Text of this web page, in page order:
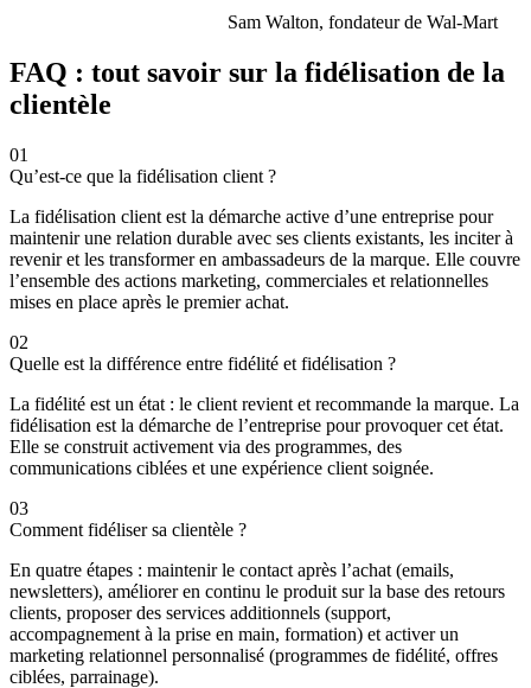
Sam Walton, fondateur de Wal-Mart
FAQ : tout savoir sur la fidélisation de la
clientèle
01
Qu’est-ce que la fidélisation client ?
La fidélisation client est la démarche active d’une entreprise pour
maintenir une relation durable avec ses clients existants, les inciter à
revenir et les transformer en ambassadeurs de la marque. Elle couvre
l’ensemble des actions marketing, commerciales et relationnelles
mises en place après le premier achat.
02
Quelle est la différence entre fidélité et fidélisation ?
La fidélité est un état : le client revient et recommande la marque. La
fidélisation est la démarche de l’entreprise pour provoquer cet état.
Elle se construit activement via des programmes, des
communications ciblées et une expérience client soignée.
03
Comment fidéliser sa clientèle ?
En quatre étapes : maintenir le contact après l’achat (emails,
newsletters), améliorer en continu le produit sur la base des retours
clients, proposer des services additionnels (support,
accompagnement à la prise en main, formation) et activer un
marketing relationnel personnalisé (programmes de fidélité, offres
ciblées, parrainage).